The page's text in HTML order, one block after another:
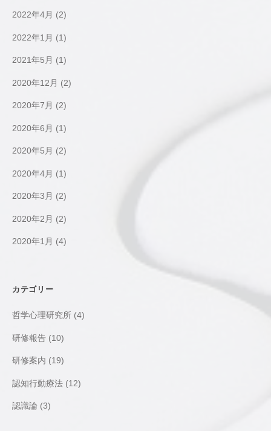
2022年4月 (2)
2022年1月 (1)
2021年5月 (1)
2020年12月 (2)
2020年7月 (2)
2020年6月 (1)
2020年5月 (2)
2020年4月 (1)
2020年3月 (2)
2020年2月 (2)
2020年1月 (4)
カテゴリー
哲学心理研究所 (4)
研修報告 (10)
研修案内 (19)
認知行動療法 (12)
認識論 (3)